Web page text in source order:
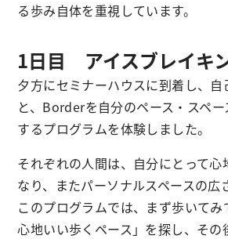
る歩み自体を重視しています。
1日目 アイスブレイキ
夕方にセミナーハウスに到着し、
と、Borderを自分のペース・スペ
するプログラムを体験しました。
それぞれの人間は、自分にとって心
なり、またパーソナルスペースの広
このプログラムでは、まず歩いて
心地いい歩くペース」を探し、その